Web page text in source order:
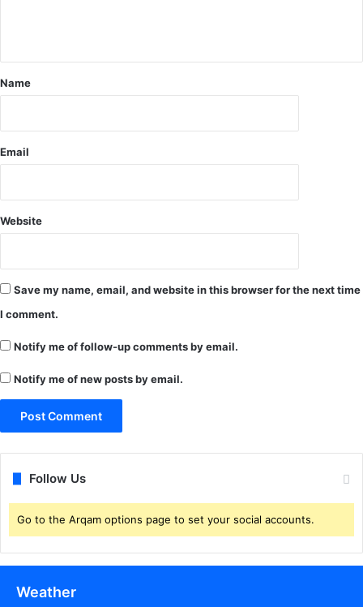
क्रि
या
दे
ने
वि
धा
क
यू
.
.
मिं
प
पं
क्की
Name
Email
Website
Save my name, email, and website in this browser for the next time
I comment.
Notify me of follow-up comments by email.
Notify me of new posts by email.
Follow Us
Go to the Arqam options page to set your social accounts.
Weather